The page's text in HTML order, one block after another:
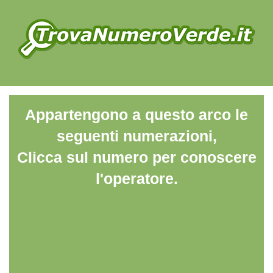
Appartengono a questo arco le
seguenti numerazioni,
Clicca sul numero per conoscere
l'operatore.